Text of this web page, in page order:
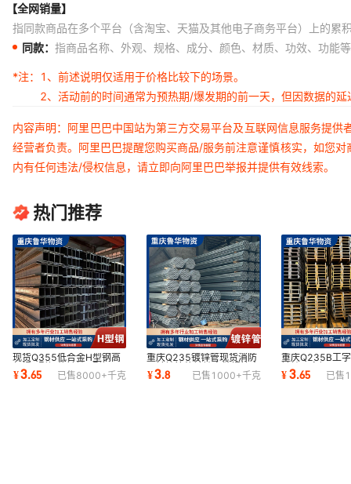
【全网销量】
指同款商品在多个平台（含淘宝、天猫及其他电子商务平台）上的累
同款： 指商品名称、外观、规格、成分、颜色、材质、功效、功能
*注：
1、前述说明仅适用于价格比较下的场景。
2、活动前的时间通常为预热期/爆发期的前一天，但因数据的
内容声明：阿里巴巴中国站为第三方交易平台及互联网信息服务提
经营者负责。阿里巴巴提醒您购买商品/服务前注意谨慎核实，如您
内有任何违法/侵权信息，请立即向阿里巴巴举报并提供有效线索。
热门推荐
现货Q355低合金H型钢高
频焊H型钢热镀锌H型钢承
重钢结构H型钢
¥3.65 已售8000+千克
重庆Q235镀锌管现货消防
用镀锌管热镀锌直缝焊管大
棚管48焊管钢管
¥3.8 已售 1000+千克
重庆Q235B工
镀锌工字钢
棚支架用工字钢
¥3.65 已售